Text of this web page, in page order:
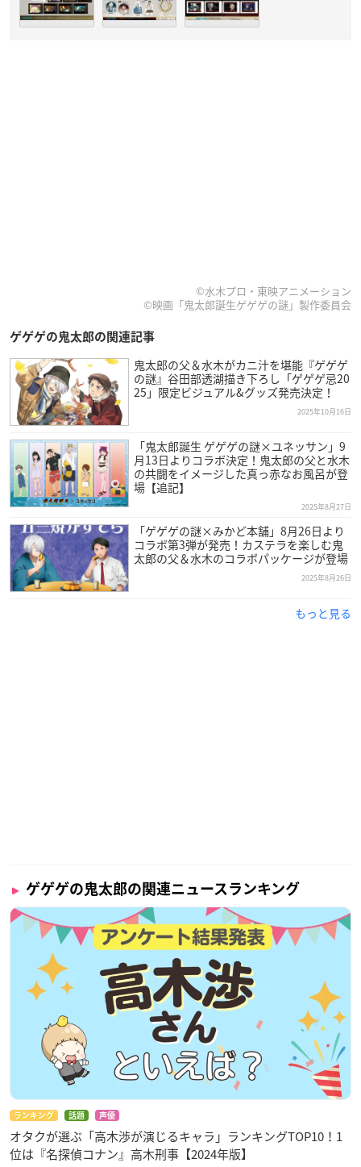
©水木プロ・東映アニメーション
©映画「鬼太郎誕生ゲゲゲの謎」製作委員会
ゲゲゲの鬼太郎の関連記事
鬼太郎の父＆水木がカニ汁を堪能『ゲゲゲ
の謎』谷田部透湖描き下ろし「ゲゲゲ忌20
25」限定ビジュアル&グッズ発売決定！
2025年10月16日
「鬼太郎誕生 ゲゲゲの謎×ユネッサン」9
月13日よりコラボ決定！鬼太郎の父と水木
の共闘をイメージした真っ赤なお風呂が登
場【追記】
2025年8月27日
「ゲゲゲの謎×みかど本舗」8月26日より
コラボ第3弾が発売！カステラを楽しむ鬼
太郎の父＆水木のコラボパッケージが登場
2025年8月26日
もっと見る
ゲゲゲの鬼太郎の関連ニュースランキング
ランキング 話題 声優
オタクが選ぶ「高木渉が演じるキャラ」ランキングTOP10！1
位は『名探偵コナン』高木刑事【2024年版】